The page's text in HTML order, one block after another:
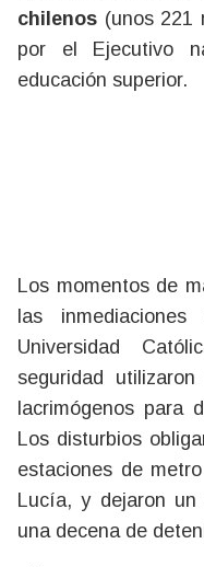
chilenos (unos 221
por el Ejecutivo
educación superior.
Los momentos de
las
Universidad
seguridad
lacrimógenos para
Los disturbios
estaciones de
Lucía, y dejaron
una decena de